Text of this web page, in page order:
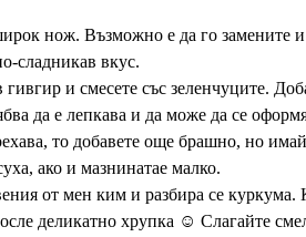
нож. Възможно е да го замените и
сладникав вкус.
гивгир и смесете със зеленчуците.
да е лепкава и да може да се
то добавете още брашно, но
ако и мазнинатае малко.
от мен ким и разбира се куркума.
деликатно хрупка ☺ Слагайте